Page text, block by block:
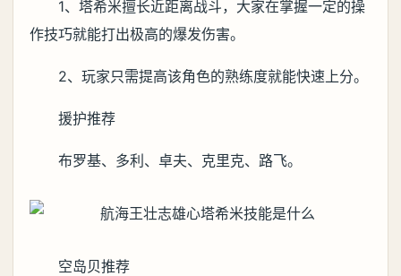
1、塔希米擅长近距离战斗，大家在掌握一定的操
作技巧就能打出极高的爆发伤害。
2、玩家只需提高该角色的熟练度就能快速上分。
援护推荐
布罗基、多利、卓夫、克里克、路飞。
空岛贝推荐